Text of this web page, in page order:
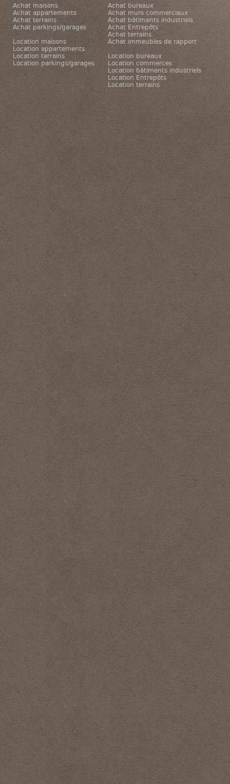
Achat maisons
Achat appartements
Achat terrains
Achat parkings/garages
Location maisons
Location appartements
Location terrains
Location parkings/garages
Achat bureaux
Achat murs commerciaux
Achat bâtiments industriels
Achat Entrepôts
Achat terrains
Achat immeubles de rapport
Location bureaux
Location commerces
Location bâtiments industriels
Location Entrepôts
Location terrains